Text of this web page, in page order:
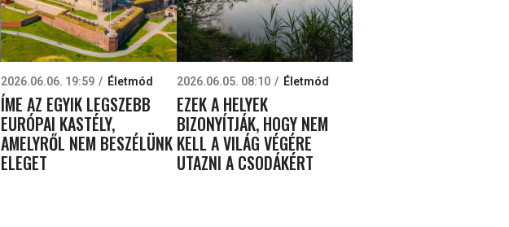
2026.06.06. 19:59 Életmód
ÍME AZ EGYIK LEGSZEBB
EURÓPAI KASTÉLY,
AMELYRŐL NEM BESZÉLÜNK
ELEGET
2026.06.05. 08:10 Életmód
EZEK A HELYEK
BIZONYÍTJÁK, HOGY NEM
KELL A VILÁG VÉGÉRE
UTAZNI A CSODÁKÉRT